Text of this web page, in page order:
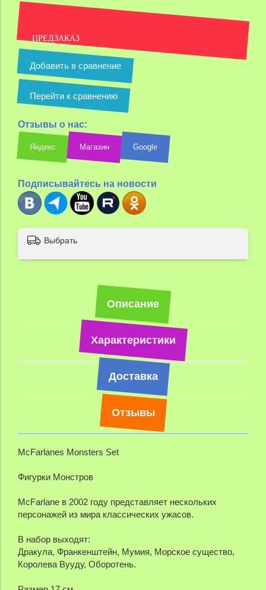
ПРЕДЗАКАЗ
Добавить в сравнение
Перейти к сравнению
Отзывы о нас:
Яндекс Магазин Google
Подписывайтесь на новости
Выбрать
Описание
Характеристики
Доставка
Отзывы
McFarlanes Monsters Set
Фигурки Монстров
McFarlane в 2002 году представляет нескольких
персонажей из мира классических ужасов.
В набор выходят:
Дракула, Франкенштейн, Мумия, Морское существо,
Королева Вууду, Оборотень.